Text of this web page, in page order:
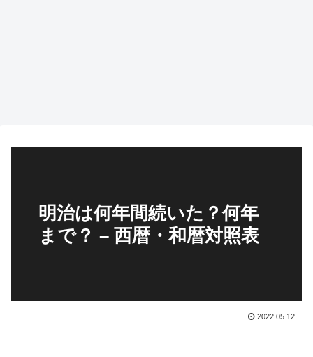
明治は何年間続いた？何年
まで？ – 西暦・和暦対照表
2022.05.12